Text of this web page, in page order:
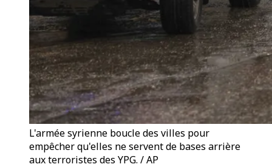
L'armée syrienne boucle des villes pour
empêcher qu'elles ne servent de bases arrière
aux terroristes des YPG. / AP